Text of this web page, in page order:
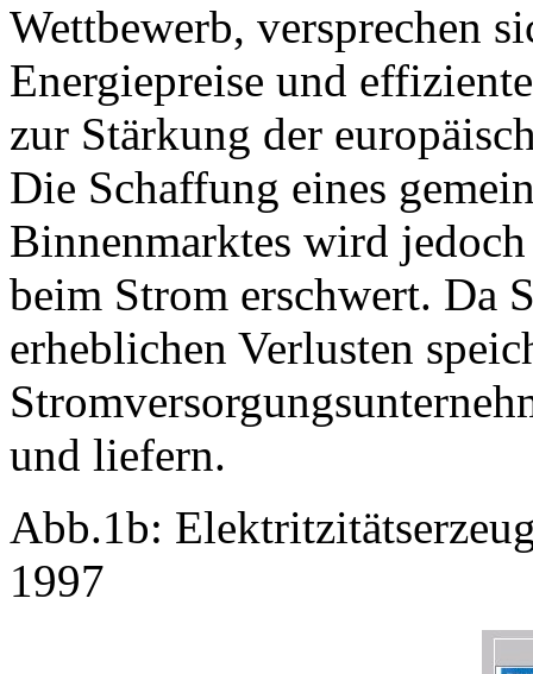
Wettbewerb, versprechen
Energiepreise und
zur Stärkung der
Die Schaffung eines
Binnenmarktes wird
beim Strom erschwert. Da
erheblichen Verlusten
und liefern.
Abb.1b:
1997